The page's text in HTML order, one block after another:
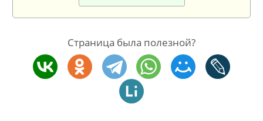
Страница была полезной?